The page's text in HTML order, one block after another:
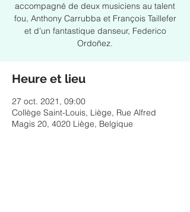
accompagné de deux musiciens au talent
fou, Anthony Carrubba et François Taillefer
et d’un fantastique danseur, Federico
Ordoñez.
Heure et lieu
27 oct. 2021, 09:00
Collège Saint-Louis, Liège, Rue Alfred
Magis 20, 4020 Liège, Belgique